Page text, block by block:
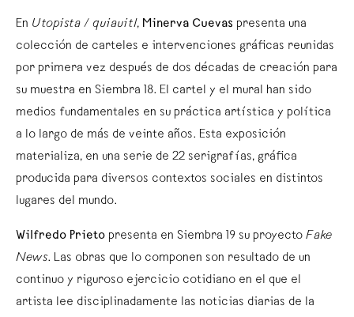
En Utopista / quiauitl, Minerva Cuevas presenta una
colección de carteles e intervenciones gráficas reunidas
por primera vez después de dos décadas de creación para
su muestra en Siembra 18. El cartel y el mural han sido
medios fundamentales en su práctica artística y política
a lo largo de más de veinte años. Esta exposición
materializa, en una serie de 22 serigrafías, gráfica
producida para diversos contextos sociales en distintos
lugares del mundo.
Wilfredo Prieto presenta en Siembra 19 su proyecto Fake
News. Las obras que lo componen son resultado de un
continuo y riguroso ejercicio cotidiano en el que el
artista lee disciplinadamente las noticias diarias de la